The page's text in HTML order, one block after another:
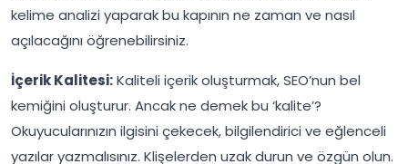
kelime analizi yaparak bu kapının ne zaman ve nasıl
açılacağını öğrenebilirsiniz.
İçerik Kalitesi:Kaliteli içerik oluşturmak, SEO’nun bel
kemiğini oluşturur. Ancak ne demek bu ‘kalite’?
Okuyucularınızın ilgisini çekecek, bilgilendirici ve eğlenceli
yazılar yazmalısınız. Klişelerden uzak durun ve özgün olun.